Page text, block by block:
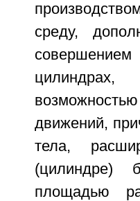
среду,
движений,
тела,
(цилиндре)
площадью